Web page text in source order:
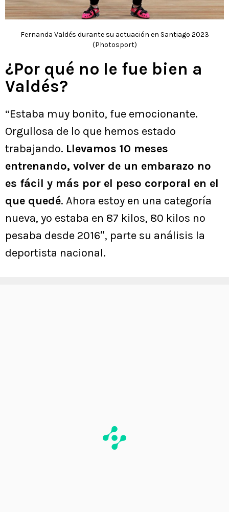
Fernanda Valdés durante su actuación en Santiago 2023
(Photosport)
¿Por qué no le fue bien a
Valdés?
“Estaba muy bonito, fue emocionante.
Orgullosa de lo que hemos estado
trabajando. Llevamos 10 meses
entrenando, volver de un embarazo no
es fácil y más por el peso corporal en el
que quedé. Ahora estoy en una categoría
nueva, yo estaba en 87 kilos, 80 kilos no
pesaba desde 2016″, parte su análisis la
deportista nacional.